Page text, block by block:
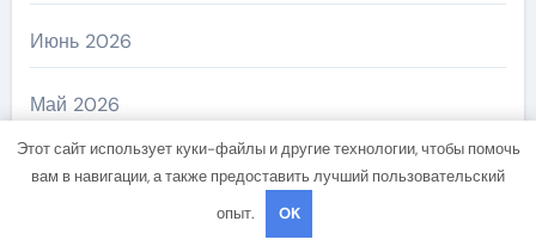
Июнь 2026
Май 2026
Апрель 2026
Этот сайт использует куки-файлы и другие технологии, чтобы помочь
вам в навигации, а также предоставить лучший пользовательский
опыт.
OK